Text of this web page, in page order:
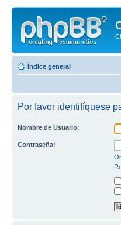
Índice general
Por favor identifíquese
Nombre de Usuario:
Contraseña: